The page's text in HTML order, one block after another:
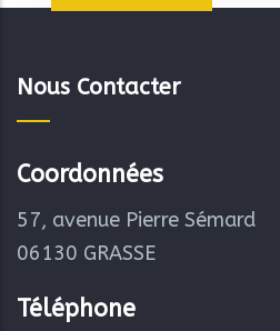
Nous Contacter
Coordonnées
57, avenue Pierre Sémard
06130 GRASSE
Téléphone